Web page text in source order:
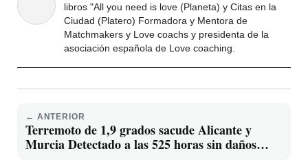
libros "All you need is love (Planeta) y Citas en la
Ciudad (Platero) Formadora y Mentora de
Matchmakers y Love coachs y presidenta de la
asociación española de Love coaching.
← ANTERIOR
Terremoto de 1,9 grados sacude Alicante y
Murcia Detectado a las 525 horas sin daños